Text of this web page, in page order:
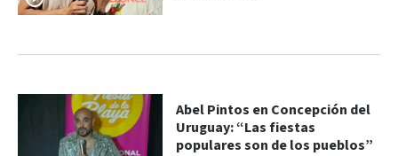
Abel Pintos en Concepción del
Uruguay: “Las fiestas
populares son de los pueblos”